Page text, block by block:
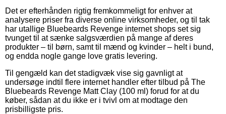
Det er efterhånden rigtig fremkommeligt for enhver at
analysere priser fra diverse online virksomheder, og til tak
har utallige Bluebeards Revenge internet shops set sig
tvunget til at sænke salgsværdien på mange af deres
produkter – til børn, samt til mænd og kvinder – helt i bund,
og endda nogle gange love gratis levering.
Til gengæld kan det stadigvæk vise sig gavnligt at
undersøge indtil flere internet handler efter tilbud på The
Bluebeards Revenge Matt Clay (100 ml) forud for at du
køber, sådan at du ikke er i tvivl om at modtage den
prisbilligste pris.